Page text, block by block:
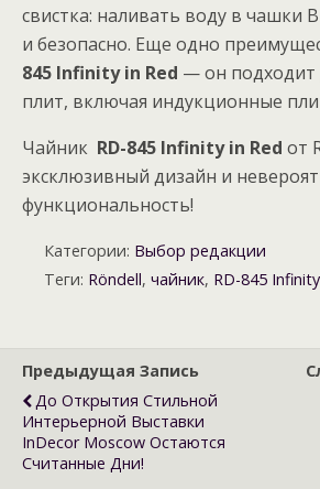
свистка: наливать воду в чашки
и безопасно. Еще одно
845 Infinity in Red — он подходит
плит, включая индукционные
Чайник RD-845 Infinityin Red от
эксклюзивный дизайн и
функциональность!
Категории: Выбор редакции
Теги: Röndell, чайник, RD-845
Предыдущая Запись
До Открытия Стильной
Интерьерной Выставки
InDecor Moscow Остаются
Считанные Дни!